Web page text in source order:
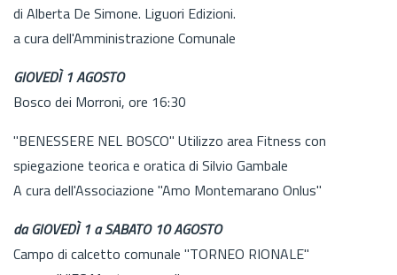
di Alberta De Simone. Liguori Edizioni.
a cura dell'Amministrazione Comunale
GIOVEDÌ 1 AGOSTO
Bosco dei Morroni, ore 16:30
"BENESSERE NEL BOSCO" Utilizzo area Fitness con
spiegazione teorica e oratica di Silvio Gambale
A cura dell'Associazione "Amo Montemarano Onlus"
da GIOVEDÌ 1 a SABATO 10 AGOSTO
Campo di calcetto comunale "TORNEO RIONALE"